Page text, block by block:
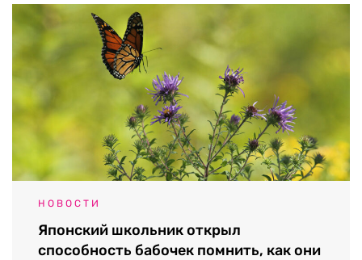
НОВОСТИ
Японский школьник открыл
способность бабочек помнить, как они